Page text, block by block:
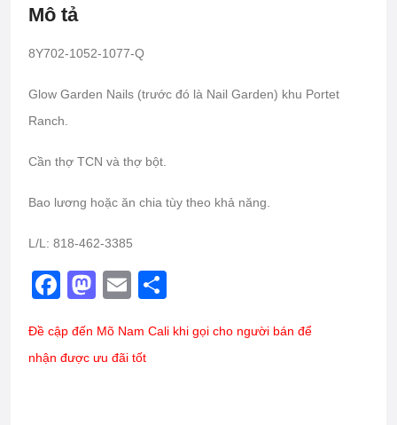
Mô tả
8Y702-1052-1077-Q
Glow Garden Nails (trước đó là Nail Garden) khu Portet
Ranch.
Cần thợ TCN và thợ bột.
Bao lương hoặc ăn chia tùy theo khả năng.
L/L: 818-462-3385
F
c
e
M
st
o
E
ail ar
Đề cập đến Mõ Nam Cali khi gọi cho người bán để
nhận được ưu đãi tốt